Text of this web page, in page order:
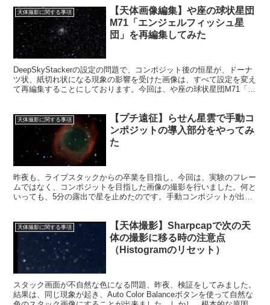
天体撮影に関する事項
【天体画像編集】や座の球状星団
M71「エンジェルフィッシュ星
団」を再編集してみた
DeepSkyStackerの設定の問題で、コンポジット後の恒星が、ドーナ
ツ状、紙切れ状になる現象の影響を受けた画像は、すべて設定を変え
て再編集することにしております。今回は、や座の球状星団M71「エ
天体撮影に関する事項
【プチ遠征】らせん星雲で手動コ
ンポジットの導入部分をやってみ
た
昨夜も、ライブスタックからの卒業を目指し、今回は、実験のフレー
ムではなく、コンポジットを目指した画像の撮影を行いました。何と
いっても、5分の露出で星を止めたのです。手動コンポジットが出来
天体撮影に関する事項
【天体撮影】Sharpcapで次の天
体の撮影に移る時の注意点
（Histogramのリセット）
スタック画面が不自然な色になる問題、昨夜、検証をしてみました。
結果は、同じ現象が起き、Auto Color Balanceボタンを使って自然な